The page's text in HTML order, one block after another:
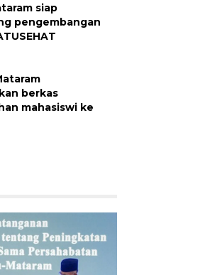
siap
pengembangan
berkas
mahasiswi ke